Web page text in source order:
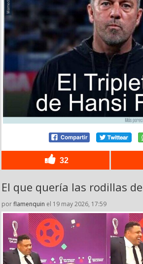
32
El que quería las rodillas
porflamenquin el 19 may 2026, 17:59